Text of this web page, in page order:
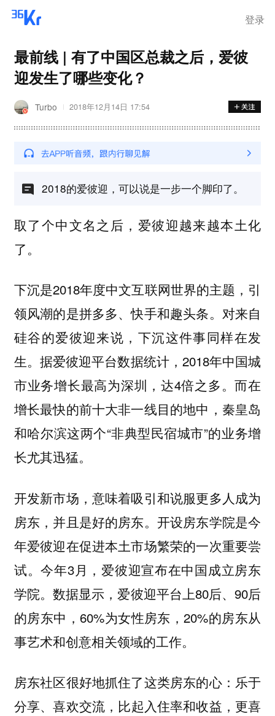
登录
最前线 | 有了中国区总裁之后，爱彼
迎发生了哪些变化？
Turbo 2018年12月14日 17:54
2018的爱彼迎，可以说是一步一个脚印了。
取了个中文名之后，爱彼迎越来越本土化
了。
下沉是2018年度中文互联网世界的主题，引
领风潮的是拼多多、快手和趣头条。对来自
硅谷的爱彼迎来说，下沉这件事同样在发
生。据爱彼迎平台数据统计，2018年中国城
市业务增长最高为深圳，达4倍之多。而在
增长最快的前十大非一线目的地中，秦皇岛
和哈尔滨这两个“非典型民宿城市”的业务增
长尤其迅猛。
开发新市场，意味着吸引和说服更多人成为
房东，并且是好的房东。开设房东学院是今
年爱彼迎在促进本土市场繁荣的一次重要尝
试。今年3月，爱彼迎宣布在中国成立房东
学院。数据显示，爱彼迎平台上80后、90后
的房东中，60%为女性房东，20%的房东从
事艺术和创意相关领域的工作。
房东社区很好地抓住了这类房东的心：乐于
分享、喜欢交流， 比起入住率和收益，更喜